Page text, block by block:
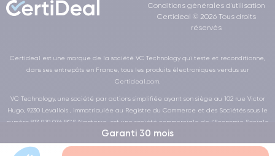
Garanti 30 mois
Conditions générales d'utilisation
Certideal © 2026 Tous droits
réservés
Certideal est une marque de la société VC Technology qui teste et reconditionne,
dans ses entrepôts en France, tous les produits électroniques vendus sur
Certideal.com.
VC Technology, une société par actions simplifiée ayant son siège au 102 rue Victor
Hugo, 9230 Levallois , immatriculée au Registre du Commerce et des Sociétés sous le
numéro 813 979 036 RCS Nanterre, est une société commerciale de l’Economie Sociale
et Solidaire au sens de la loi de la LOI n° 2014-856 du 31 juillet 2014